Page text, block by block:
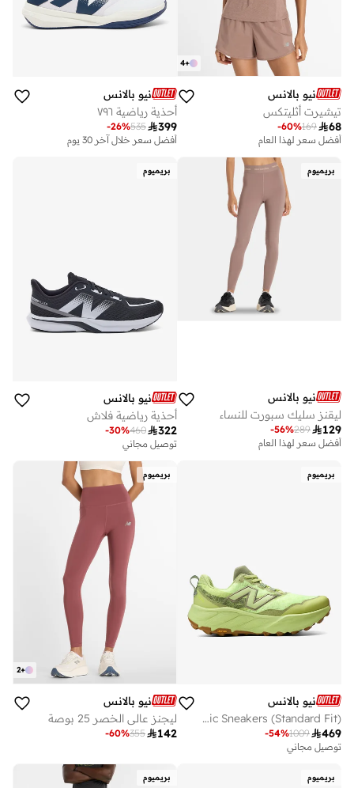
+
4
نيو بالانس
تيشيرت أثليتكس
68
169
-60%
أفضل سعر لهذا العام
نيو بالانس
أحذية رياضية ٧٩٦
399
535
-26%
أفضل سعر خلال آخر 30 يوم
توصيل مجاني
بريميوم
نيو بالانس
ليقنز سليك سبورت للنساء
129
289
-56%
أفضل سعر لهذا العام
بريميوم
نيو بالانس
أحذية رياضية فلاش
322
460
-30%
توصيل مجاني
بريميوم
نيو بالانس
Men's Fresh Foam X Hierro v9 athletic Sneakers (Standard Fit)
469
1009
-54%
توصيل مجاني
بريميوم
+
2
نيو بالانس
ليجنز عالي الخصر 25 بوصة
142
355
-60%
بريميوم بريميوم